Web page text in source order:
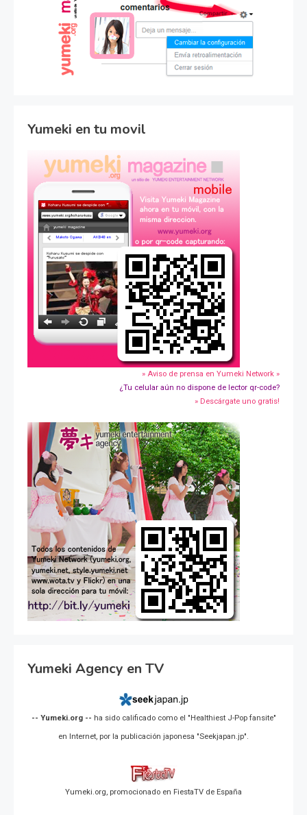
Yumeki en tu movil
» Aviso de prensa en Yumeki Network »
¿Tu celular aún no dispone de lector qr-code?
» Descárgate uno gratis!
Yumeki Agency en TV
-- Yumeki.org -- ha sido calificado como el "Healthiest J-Pop fansite"
en Internet, por la publicación japonesa "Seekjapan.jp".
Yumeki.org, promocionado en FiestaTV de España